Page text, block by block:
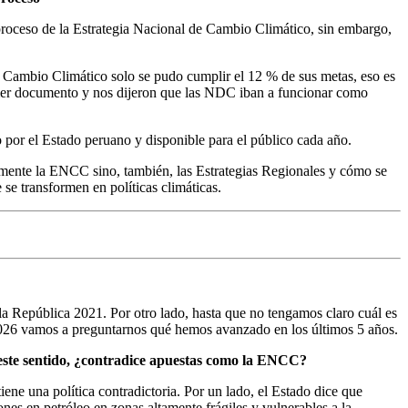
de la Estrategia Nacional de Cambio Climático, sin embargo,
Climático solo se pudo cumplir el 12 % de sus metas, eso es
documento y nos dijeron que las NDC iban a funcionar como
el Estado peruano y disponible para el público cada año.
la ENCC sino, también, las Estrategias Regionales y cómo se
transformen en políticas climáticas.
2021. Por otro lado, hasta que no tengamos claro cuál es
vamos a preguntarnos qué hemos avanzado en los últimos 5 años.
sentido, ¿contradice apuestas como la ENCC?
una política contradictoria. Por un lado, el Estado dice que